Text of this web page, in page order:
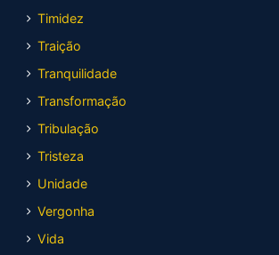
Timidez
Traição
Tranquilidade
Transformação
Tribulação
Tristeza
Unidade
Vergonha
Vida